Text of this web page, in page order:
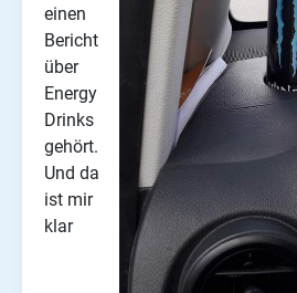
einen
Bericht
über
Energy
Drinks
gehört.
Und da
ist mir
klar